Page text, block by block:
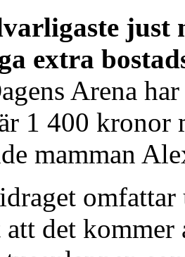
just
extra
Arena
1 400 kronor
mamman
det kommer